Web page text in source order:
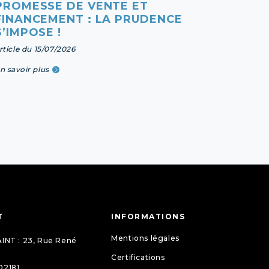
DE VENTE ET
: LA PRUDENCE
!
du 15/07/2026
savoir plus
: 23, Rue René
INFORMATIONS
Mentions légales
Certifications